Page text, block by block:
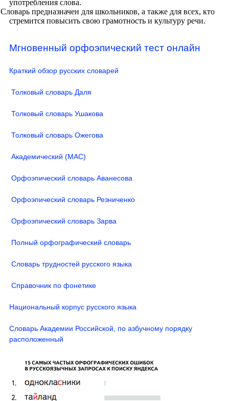
употребления слова.
Словарь предназначен для школьников, а также для всех, кто
стремится повысить свою грамотность и культуру речи.
Мгновенный орфоэпический тест онлайн
Краткий обзор русских словарей
Толковый словарь Даля
Толковый словарь Ушакова
Толковый словарь Ожегова
Академический (МАС)
Орфоэпический словарь Аванесова
Орфоэпический словарь Резниченко
Орфоэпический словарь Зарва
Полный орфографический словарь
Словарь трудностей русского языка
Справочник по фонетике
Национальный корпус русского языка
Словарь Академии Российской, по азбучному порядку
расположенный